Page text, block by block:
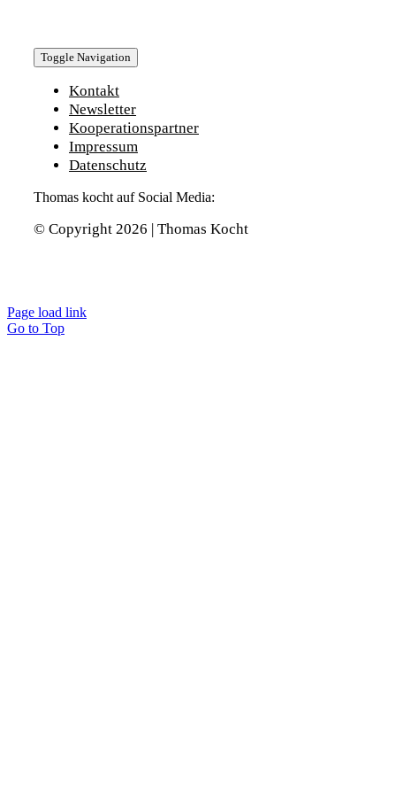
Toggle Navigation
Kontakt
Newsletter
Kooperationspartner
Impressum
Datenschutz
Thomas kocht auf Social Media:
© Copyright 2026 | Thomas Kocht
Page load link
Go to Top